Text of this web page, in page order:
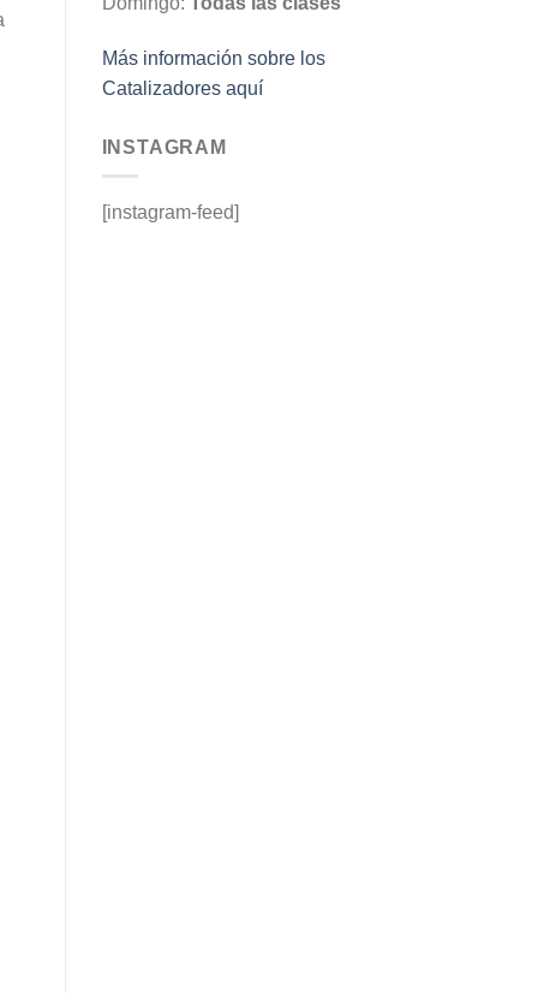
Más información sobre los
Catalizadores aquí
INSTAGRAM
[instagram-feed]